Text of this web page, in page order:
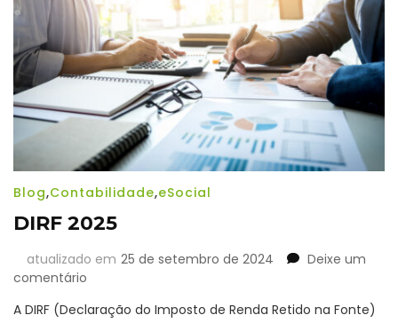
Blog,Contabilidade,eSocial
DIRF 2025
atualizado em 25 de setembro de 2024
Deixe um
comentário
2025
A DIRF (Declaração do Imposto de Renda Retido na Fonte)